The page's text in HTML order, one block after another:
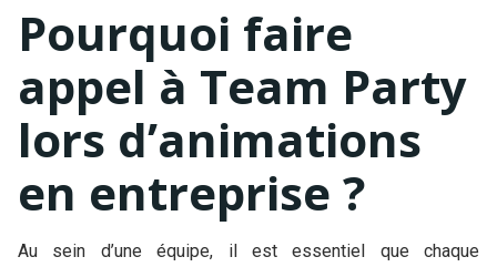
Pourquoi faire
appel à Team Party
lors d’animations
en entreprise ?
Au sein d’une équipe, il est essentiel que chaque